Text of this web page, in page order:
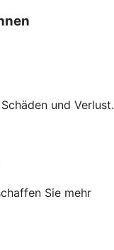
und Verlust.
Sie mehr